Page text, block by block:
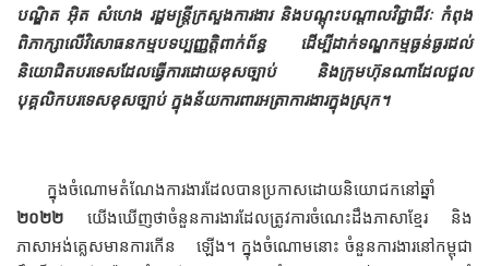
បណ្ឌិត អ៊ិត សំហេង រដ្ឋមន្ត្រីក្រសួងការងារ និងបណ្តុះបណ្តាលវិជ្ជាជីវៈ កំពុង
ពិភាក្សាលើវិសោធនកម្មបទប្បញ្ញត្តិពាក់ព័ន្ធ ដើម្បីដាក់ទណ្ឌកម្មធ្ងន់ធ្ងរដល់
និយោជិតបរទេសដែលធ្វើការដោយខុសច្បាប់ និងក្រុមហ៊ុនណាដែលជួល
បុគ្គលិកបរទេសខុសច្បាប់ ក្នុងន័យការពារអត្រាការងារក្នុងស្រុក។
ក្នុងចំណោមតំណែងការងារដែលបានប្រកាសដោយនិយោជកនៅឆ្នាំ
២០២២ យើងឃើញថាចំនួនការងារដែលត្រូវការចំណេះដឹងភាសាខ្មែរ និង
ភាសាអង់គ្លេសមានការកើន ឡើង។ ក្នុងចំណោមនោះ ចំនួនការងារនៅកម្ពុជា